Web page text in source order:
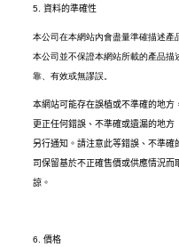
5. 資料的準確性
本公司在本網站內會盡量準確描述產
本公司並不保證本網站所載的產品
靠、有效或無謬誤。
本網站可能存在誤植或不準確的地
更正任何錯誤、不準確或遺漏的地
另行通知。請注意此等錯誤、不準
司保留基於不正確售價或供應情況
諒。
6. 價格